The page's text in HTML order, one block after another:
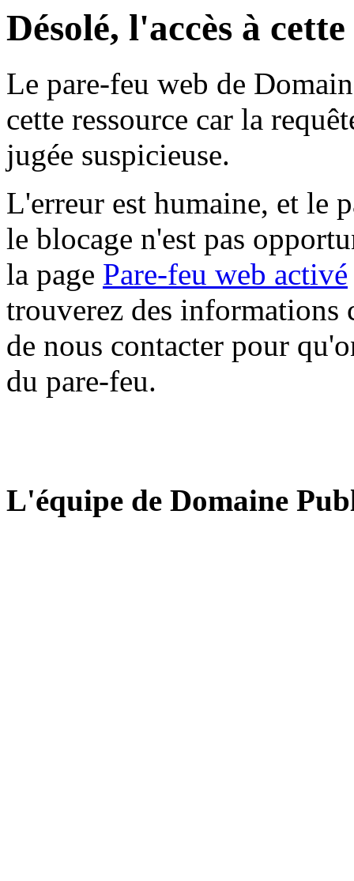
Désolé, l'accès à
Le pare-feu web de
cette ressource car la
jugée suspicieuse.
L'erreur est humaine, et le
le blocage n'est pas
la page Pare-feu web activé
trouverez des informations
de nous contacter pour
du pare-feu.
L'équipe de Domaine